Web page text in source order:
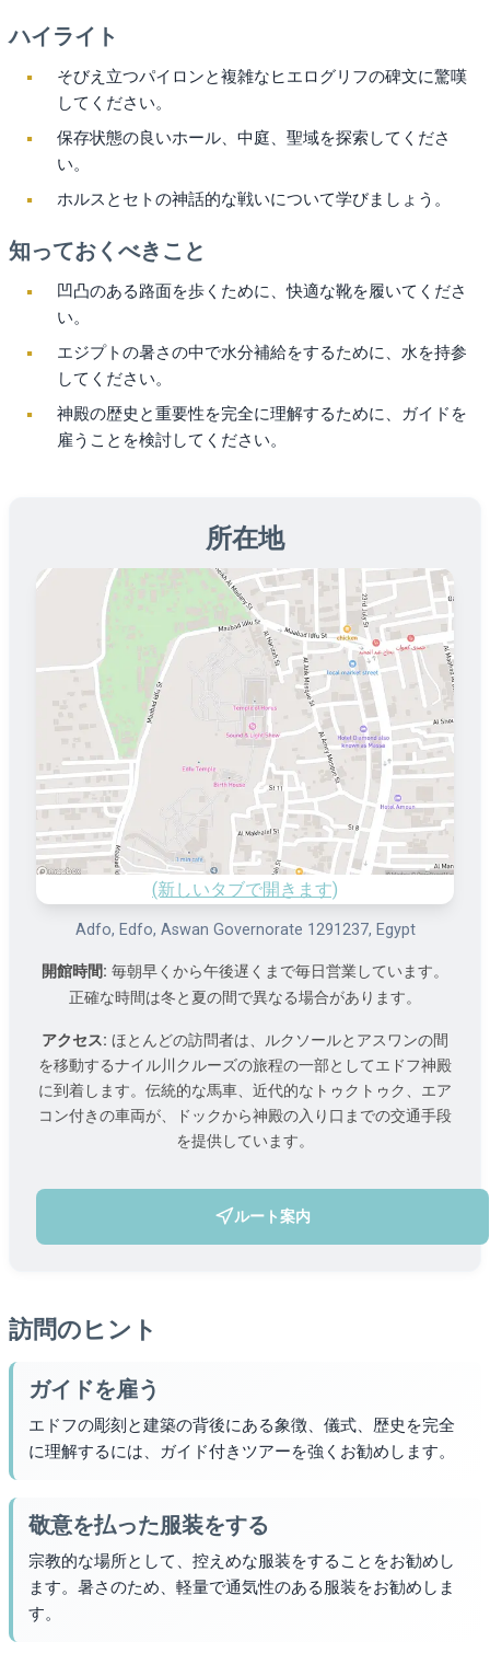
ハイライト
そびえ立つパイロンと複雑なヒエログリフの碑文に驚嘆
してください。
保存状態の良いホール、中庭、聖域を探索してくださ
い。
ホルスとセトの神話的な戦いについて学びましょう。
知っておくべきこと
凹凸のある路面を歩くために、快適な靴を履いてくださ
い。
エジプトの暑さの中で水分補給をするために、水を持参
してください。
神殿の歴史と重要性を完全に理解するために、ガイドを
雇うことを検討してください。
所在地
(新しいタブで開きます)
Adfo, Edfo, Aswan Governorate 1291237, Egypt
開館時間: 毎朝早くから午後遅くまで毎日営業しています。
正確な時間は冬と夏の間で異なる場合があります。
アクセス: ほとんどの訪問者は、ルクソールとアスワンの間
を移動するナイル川クルーズの旅程の一部としてエドフ神殿
に到着します。伝統的な馬車、近代的なトゥクトゥク、エア
コン付きの車両が、ドックから神殿の入り口までの交通手段
を提供しています。
ルート案内
(新しいタブで開きます)
訪問のヒント
ガイドを雇う
エドフの彫刻と建築の背後にある象徴、儀式、歴史を完全
に理解するには、ガイド付きツアーを強くお勧めします。
敬意を払った服装をする
宗教的な場所として、控えめな服装をすることをお勧めし
ます。暑さのため、軽量で通気性のある服装をお勧めしま
す。